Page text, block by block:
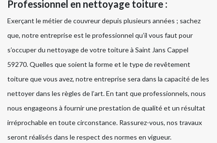
Professionnel en nettoyage toiture :
Exerçant le métier de couvreur depuis plusieurs années ; sachez
que, notre entreprise est le professionnel qu’il vous faut pour
s’occuper du nettoyage de votre toiture à Saint Jans Cappel
59270. Quelles que soient la forme et le type de revêtement
toiture que vous avez, notre entreprise sera dans la capacité de les
nettoyer dans les règles de l’art. En tant que professionnels, nous
nous engageons à fournir une prestation de qualité et un résultat
irréprochable en toute circonstance. Rassurez-vous, nos travaux
seront réalisés dans le respect des normes en vigueur.